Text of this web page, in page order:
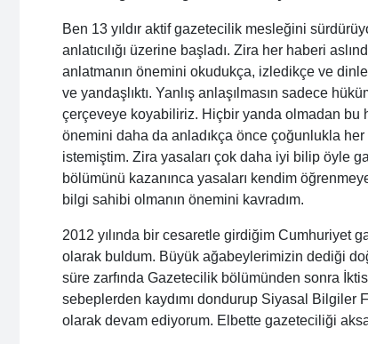
Ben 13 yıldır aktif gazetecilik mesleğini
anlatıcılığı üzerine başladı. Zira her haberi
anlatmanın önemini okudukça, izledikçe ve
ve yandaşlıktı. Yanlış anlaşılmasın sadece
çerçeveye koyabiliriz. Hiçbir yanda olmadan
önemini daha da anladıkça önce çoğunlukla
istemiştim. Zira yasaları çok daha iyi bilip öyle
bölümünü kazanınca yasaları kendim
bilgi sahibi olmanın önemini kavradım.
2012 yılında bir cesaretle girdiğim Cumhuriyet
olarak buldum. Büyük ağabeylerimizin dediği
süre zarfında Gazetecilik bölümünden sonra
sebeplerden kaydımı dondurup Siyasal Bilgiler
olarak devam ediyorum. Elbette gazeteciliği